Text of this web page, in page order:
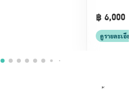
฿ 6,000
ดูรายละเอียด